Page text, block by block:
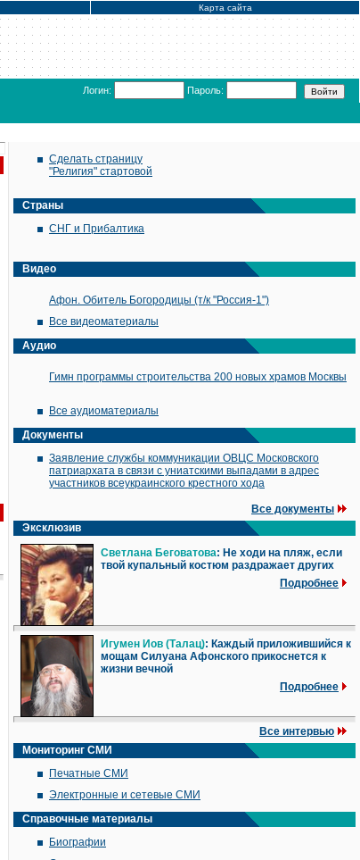
Карта сайта
Логин: Пароль:
Сделать страницу
"Религия" стартовой
Страны
СНГ и Прибалтика
Видео
Афон. Обитель Богородицы (т/к "Россия-1")
Все видеоматериалы
Аудио
Гимн программы строительства 200 новых храмов Москвы
Все аудиоматериалы
Документы
Заявление службы коммуникации ОВЦС Московского
патриархата в связи с униатскими выпадами в адрес
участников всеукраинского крестного хода
Все документы
Эксклюзив
Светлана Беговатова: Не ходи на пляж, если
твой купальный костюм раздражает других
Подробнее
Игумен Иов (Талац): Каждый приложившийся к
мощам Силуана Афонского прикоснется к
жизни вечной
Подробнее
Все интервью
Мониторинг СМИ
Печатные СМИ
Электронные и сетевые СМИ
Справочные материалы
Биографии